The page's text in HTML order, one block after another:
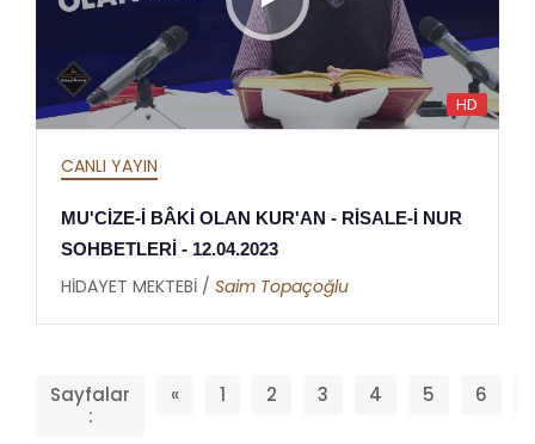
HD
CANLI YAYIN
MU'CİZE-İ BÂKİ OLAN KUR'AN - RİSALE-İ NUR
SOHBETLERİ - 12.04.2023
HİDAYET MEKTEBİ / Saim Topaçoğlu
Sayfalar
:
« 1 2 3 4 5 6